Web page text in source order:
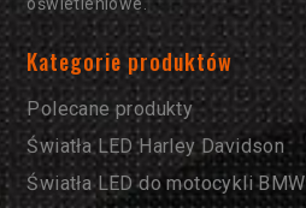
oświetleniowe.
Kategorie produktów
Polecane produkty
Światła LED Harley Davidson
Światła LED do motocykli BMW